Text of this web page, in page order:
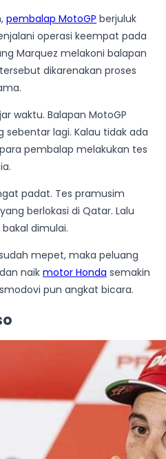
pembalap MotoGP berjuluk
operasi keempat pada
Marquez melakoni balapan
dikarenakan proses
waktu. Balapan MotoGP
sebentar lagi. Kalau tidak ada
pembalap melakukan tes
padat. Tes pramusim
berlokasi di Qatar. Lalu
dimulai.
mepet, maka peluang
naik motor Honda semakin
pun angkat bicara.